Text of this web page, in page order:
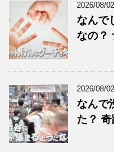
2026/08/02
なんで
なの？
2026/08/02
なんで
た？